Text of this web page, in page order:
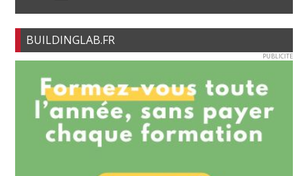
BUILDINGLAB.FR
PUBLICITE